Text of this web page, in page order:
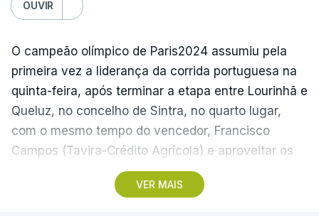
OUVIR
VER MAIS
O campeão olímpico de Paris2024 assumiu pela
primeira vez a liderança da corrida portuguesa na
quinta-feira, após terminar a etapa entre Lourinhã e
Queluz, no concelho de Sintra, no quarto lugar,
com o mesmo tempo do vencedor, Francisco
Campos (Tavira-Crédito Agrícola) e aproveitar os
05.28 minutos perdidos pelo colega Julius
Johansen, vencedor do prólogo, para envergar a